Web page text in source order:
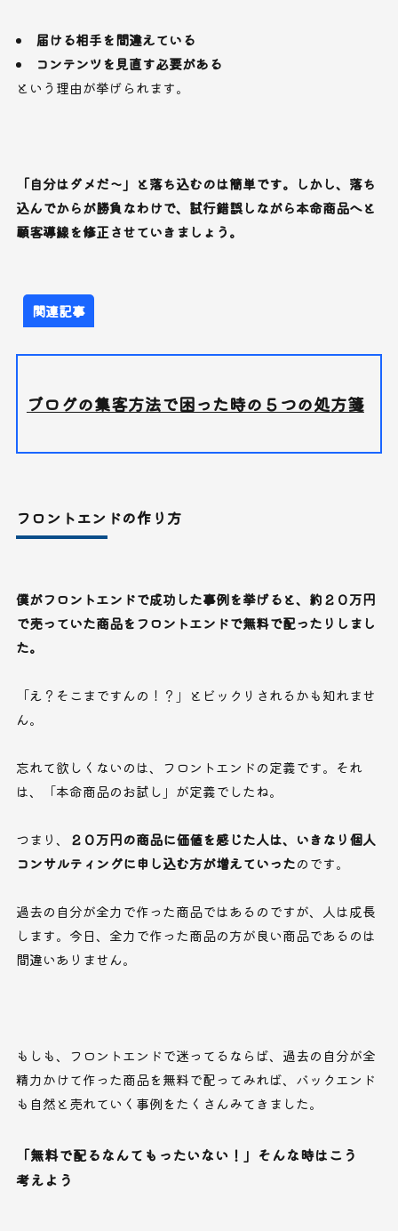
届ける相手を間違えている
コンテンツを見直す必要がある
という理由が挙げられます。
「自分はダメだ〜」と落ち込むのは簡単です。しかし、落ち
込んでからが勝負なわけで、試行錯誤しながら本命商品へと
顧客導線を修正させていきましょう。
関連記事
ブログの集客方法で困った時の５つの処方箋
フロントエンドの作り方
僕がフロントエンドで成功した事例を挙げると、約２０万円
で売っていた商品をフロントエンドで無料で配ったりしまし
た。
「え？そこまですんの！？」とビックリされるかも知れませ
ん。
忘れて欲しくないのは、フロントエンドの定義です。それ
は、「本命商品のお試し」が定義でしたね。
つまり、
２０万円の商品に価値を感じた人は、いきなり個人
コンサルティングに申し込む方が増えていったのです。
過去の自分が全力で作った商品ではあるのですが、人は成長
します。今日、全力で作った商品の方が良い商品であるのは
間違いありません。
もしも、フロントエンドで迷ってるならば、過去の自分が全
精力かけて作った商品を無料で配ってみれば、バックエンド
も自然と売れていく事例をたくさんみてきました。
「無料で配るなんてもったいない！」そんな時はこう
考えよう